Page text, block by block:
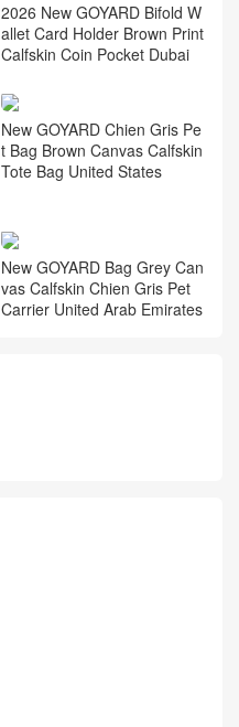
2026 New GOYARD Bifold W
allet Card Holder Brown Print
Calfskin Coin Pocket Dubai
New GOYARD Chien Gris Pe
t Bag Brown Canvas Calfskin
Tote Bag United States
New GOYARD Bag Grey Can
vas Calfskin Chien Gris Pet
Carrier United Arab Emirates